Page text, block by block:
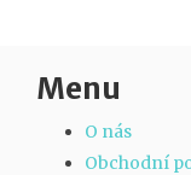
Menu
O nás
Obchodní